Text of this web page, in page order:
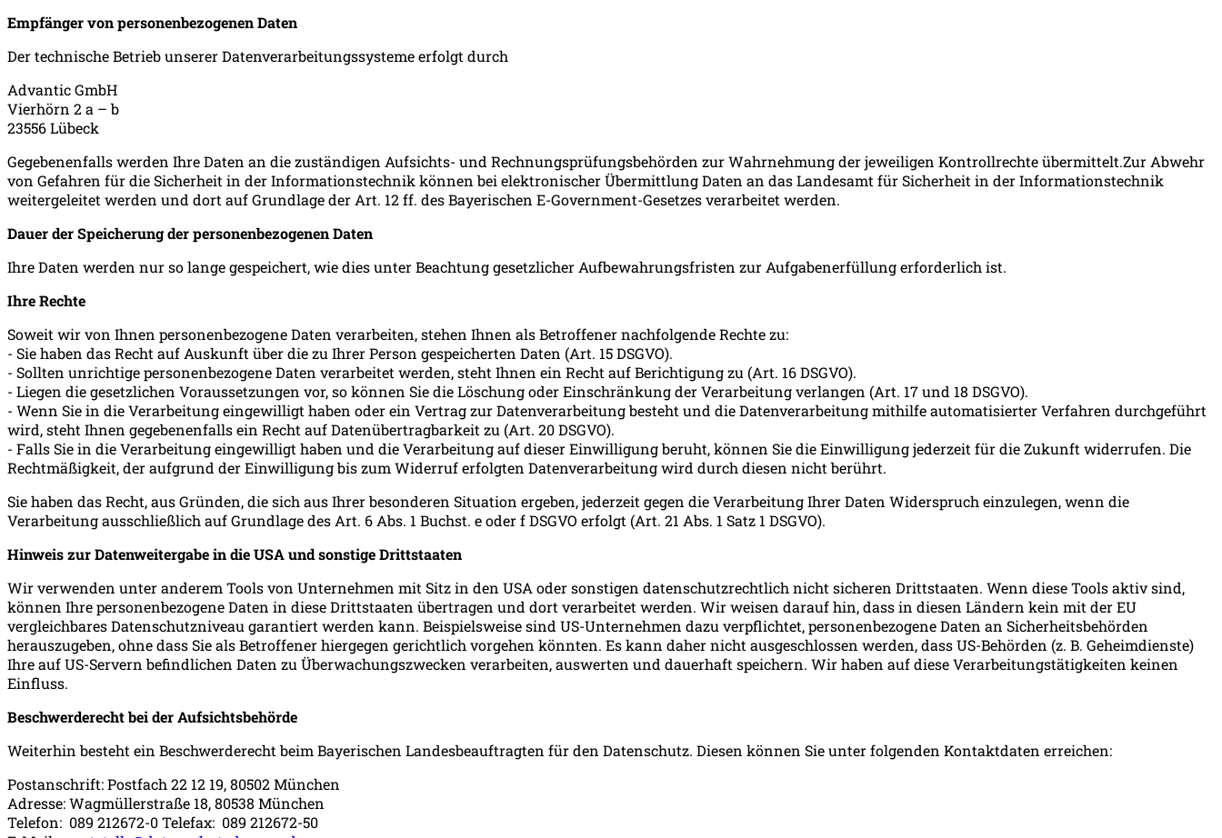
Empfänger von personenbezogenen Daten
Der technische Betrieb unserer Datenverarbeitungssysteme erfolgt durch
Advantic GmbH
Vierhörn 2 a – b
23556 Lübeck
Gegebenenfalls werden Ihre Daten an die zuständigen Aufsichts- und Rechnungsprüfungsbehörden zur Wahrnehmung der jeweiligen Kontrollrechte übermittelt.Zur Abwehr
von Gefahren für die Sicherheit in der Informationstechnik können bei elektronischer Übermittlung Daten an das Landesamt für Sicherheit in der Informationstechnik
weitergeleitet werden und dort auf Grundlage der Art. 12 ff. des Bayerischen E-Government-Gesetzes verarbeitet werden.
Dauer der Speicherung der personenbezogenen Daten
Ihre Daten werden nur so lange gespeichert, wie dies unter Beachtung gesetzlicher Aufbewahrungsfristen zur Aufgabenerfüllung erforderlich ist.
Ihre Rechte
Soweit wir von Ihnen personenbezogene Daten verarbeiten, stehen Ihnen als Betroffener nachfolgende Rechte zu:
- Sie haben das Recht auf Auskunft über die zu Ihrer Person gespeicherten Daten (Art. 15 DSGVO).
- Sollten unrichtige personenbezogene Daten verarbeitet werden, steht Ihnen ein Recht auf Berichtigung zu (Art. 16 DSGVO).
- Liegen die gesetzlichen Voraussetzungen vor, so können Sie die Löschung oder Einschränkung der Verarbeitung verlangen (Art. 17 und 18 DSGVO).
- Wenn Sie in die Verarbeitung eingewilligt haben oder ein Vertrag zur Datenverarbeitung besteht und die Datenverarbeitung mithilfe automatisierter Verfahren durchgeführt
wird, steht Ihnen gegebenenfalls ein Recht auf Datenübertragbarkeit zu (Art. 20 DSGVO).
- Falls Sie in die Verarbeitung eingewilligt haben und die Verarbeitung auf dieser Einwilligung beruht, können Sie die Einwilligung jederzeit für die Zukunft widerrufen. Die
Rechtmäßigkeit, der aufgrund der Einwilligung bis zum Widerruf erfolgten Datenverarbeitung wird durch diesen nicht berührt.
Sie haben das Recht, aus Gründen, die sich aus Ihrer besonderen Situation ergeben, jederzeit gegen die Verarbeitung Ihrer Daten Widerspruch einzulegen, wenn die
Verarbeitung ausschließlich auf Grundlage des Art. 6 Abs. 1 Buchst. e oder f DSGVO erfolgt (Art. 21 Abs. 1 Satz 1 DSGVO).
Hinweis zur Datenweitergabe in die USA und sonstige Drittstaaten
Wir verwenden unter anderem Tools von Unternehmen mit Sitz in den USA oder sonstigen datenschutzrechtlich nicht sicheren Drittstaaten. Wenn diese Tools aktiv sind,
können Ihre personenbezogene Daten in diese Drittstaaten übertragen und dort verarbeitet werden. Wir weisen darauf hin, dass in diesen Ländern kein mit der EU
vergleichbares Datenschutzniveau garantiert werden kann. Beispielsweise sind US-Unternehmen dazu verpflichtet, personenbezogene Daten an Sicherheitsbehörden
herauszugeben, ohne dass Sie als Betroffener hiergegen gerichtlich vorgehen könnten. Es kann daher nicht ausgeschlossen werden, dass US-Behörden (z. B. Geheimdienste)
Ihre auf US-Servern befindlichen Daten zu Überwachungszwecken verarbeiten, auswerten und dauerhaft speichern. Wir haben auf diese Verarbeitungstätigkeiten keinen
Einfluss.
Beschwerderecht bei der Aufsichtsbehörde
Weiterhin besteht ein Beschwerderecht beim Bayerischen Landesbeauftragten für den Datenschutz. Diesen können Sie unter folgenden Kontaktdaten erreichen:
Postanschrift: Postfach 22 12 19, 80502 München
Adresse: Wagmüllerstraße 18, 80538 München
Telefon: 089 212672-0 Telefax: 089 212672-50